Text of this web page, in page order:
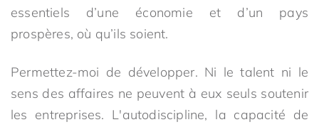
essentiels d’une économie et d’un pays
prospères, où qu’ils soient.
Permettez-moi de développer. Ni le talent ni le
sens des affaires ne peuvent à eux seuls soutenir
les entreprises. L'autodiscipline, la capacité de